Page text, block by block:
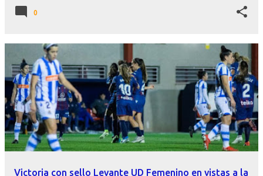
0
Victoria con sello Levante UD Femenino en vistas a la